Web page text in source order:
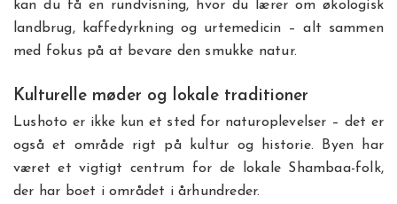
kan du få en rundvisning, hvor du lærer om økologisk
landbrug, kaffedyrkning og urtemedicin – alt sammen
med fokus på at bevare den smukke natur.
Kulturelle møder og lokale traditioner
Lushoto er ikke kun et sted for naturoplevelser – det er
også et område rigt på kultur og historie. Byen har
været et vigtigt centrum for de lokale Shambaa-folk,
der har boet i området i århundreder.